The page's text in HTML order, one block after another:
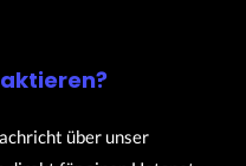
über unser